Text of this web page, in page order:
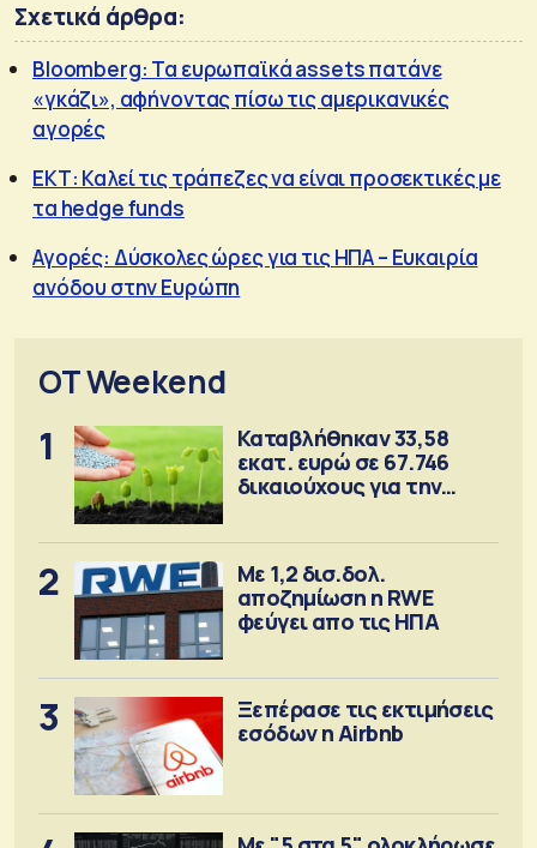
Σχετικά άρθρα:
Βloomberg: Τα ευρωπαϊκά assets πατάνε
«γκάζι», αφήνοντας πίσω τις αμερικανικές
αγορές
ΕΚΤ: Καλεί τις τράπεζες να είναι προσεκτικές με
τα hedge funds
Αγορές: Δύσκολες ώρες για τις ΗΠΑ – Ευκαιρία
ανόδου στην Ευρώπη
OT Weekend
1
Καταβλήθηκαν 33,58
εκατ. ευρώ σε 67.746
δικαιούχους για την
2
Με 1,2 δισ.δολ.
αποζημίωση η RWE
φεύγει απο τις ΗΠΑ
3
Ξεπέρασε τις εκτιμήσεις
εσόδων η Airbnb